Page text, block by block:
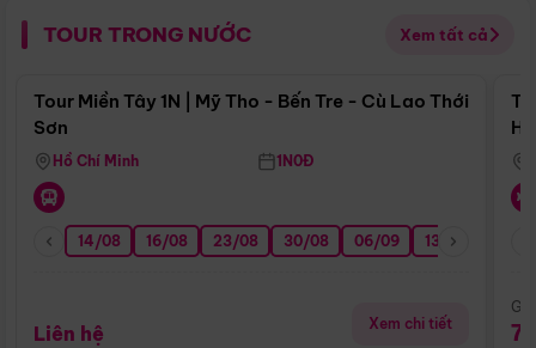
TOUR TRONG NƯỚC Xem tất cả
Điểm nổi bật
Tour Miền Tây 1N | Mỹ Tho - Bến Tre - Cù Lao Thới
Sơn
Hồ Chí Minh 1N0Đ
14/08 16/08 23/08 30/08 06/09 13/09
Liên hệ Xem chi tiết